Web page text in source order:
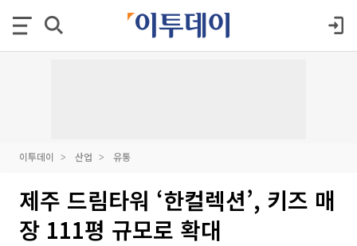
이투데이 산업 유통
제주 드림타워 ‘한컬렉션’, 키즈 매
장 111평 규모로 확대